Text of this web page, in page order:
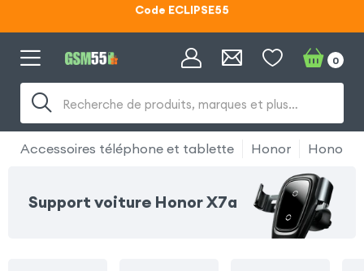
Code ECLIPSE55
Recherche de produits, marques et plus…
0
Accessoires téléphone et tablette Honor Honor
Support voiture Honor X7a